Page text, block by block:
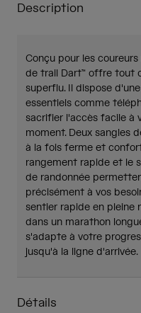
Description
Conçu pour les
de trail Dart™ offre tout
superflu. Il dispose
essentiels comme
sacrifier l'accès facile à
moment. Deux sangles
à la fois ferme et
rangement rapide et le
de randonnée
précisément à vos
sentier rapide en pleine
dans un marathon
s'adapte à votre
jusqu'à la ligne d'arrivée.
Détails